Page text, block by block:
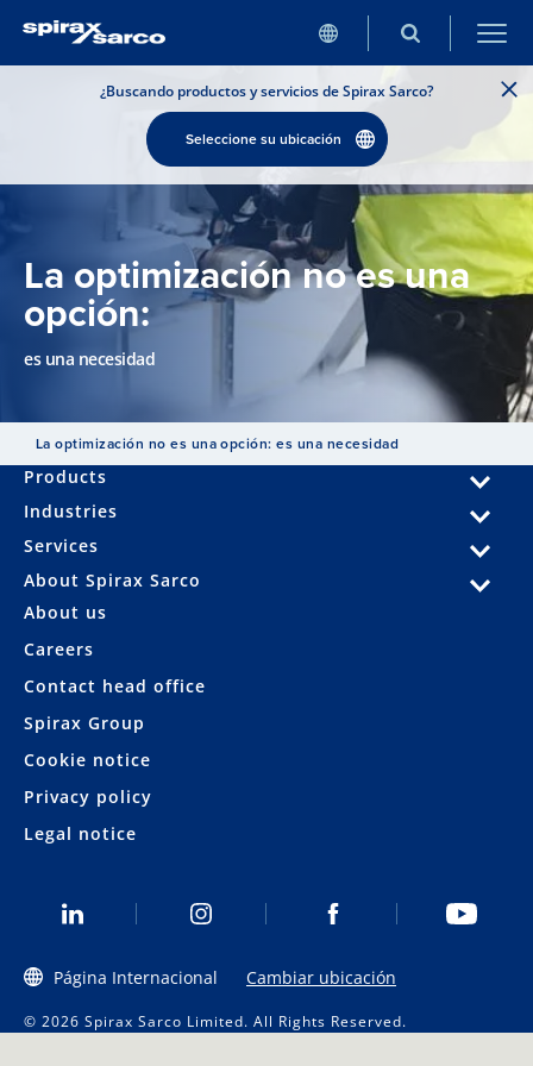
¿Buscando productos y servicios de Spirax Sarco?
Seleccione su ubicación
La optimización no es una
opción:
es una necesidad
La optimización no es una opción: es una necesidad
Products
Industries
Services
About Spirax Sarco
About us
Careers
Contact head office
Spirax Group
Cookie notice
Privacy policy
Legal notice
Página Internacional Cambiar ubicación
© 2026 Spirax Sarco Limited. All Rights Reserved.